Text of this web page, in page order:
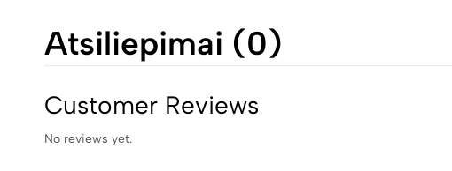
Atsiliepimai (0)
Customer Reviews
No reviews yet.